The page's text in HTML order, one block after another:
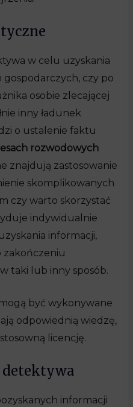
w celu uzyskania
gospodarczych, czy po
osobie zlecającej
inny ładunek
o ustalenie faktu
rozwodowych
znajdują zastosowanie
skomplikowanych
czy warto skorzystać
indywidualnie
informacji,
zakończeniu
taki lub inny sposób.
być wykonywane
odpowiednią wiedzę,
licencję.
detektywa
informacji